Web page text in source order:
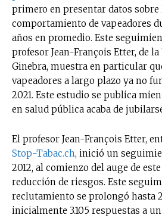
primero en presentar datos sobre
comportamiento de vapeadores
años en promedio. Este
profesor Jean-François Etter, de
Ginebra, muestra en particular
vapeadores a largo plazo ya no
2021. Este estudio se publica
en salud pública acaba de
El profesor Jean-François Etter,
Stop-Tabac.ch, inició un
2012, al comienzo del auge de
reducción de riesgos. Este
reclutamiento se prolongó hasta
inicialmente 3.105 respuestas a